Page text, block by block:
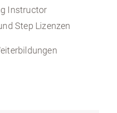
Instructor
Step Lizenzen